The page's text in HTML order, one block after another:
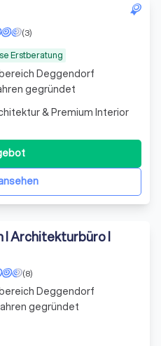
Erstberatung
(3)
& Premium Interior
Deggendorf
gegründet
I Architekturbüro I
(8)
Deggendorf
gegründet